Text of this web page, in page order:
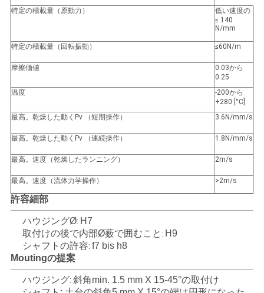
特定の積載量（原動力）
低い速度の
≤ 140
N/mm
特定の積載量（回転振動） ≤60N/m
摩擦価値
0.03から
0.25
温度
-200から
+280 [°C]
最高。乾燥した動くPv （短期操作）
3.6N/mm/s
最高。乾燥した動くPv （連続操作） 1.8N/mm/s
最高。速度（乾燥したランニング） 2m/s
最高。速度（流体力学操作） >2m/s
許容細部
ハウジングØ: H7
取付けの後で内部Ø薮で囲むこと : H9
シャフトの許容: f7 bis h8
Moutingの提案
ハウジング: 斜角min. 1.5 mm X 15-45°の取付け